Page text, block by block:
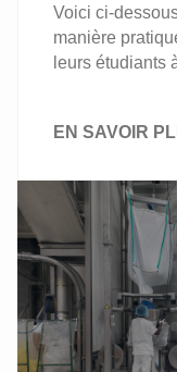
Voici ci-
manière
leurs étudiants
EN SAVOIR